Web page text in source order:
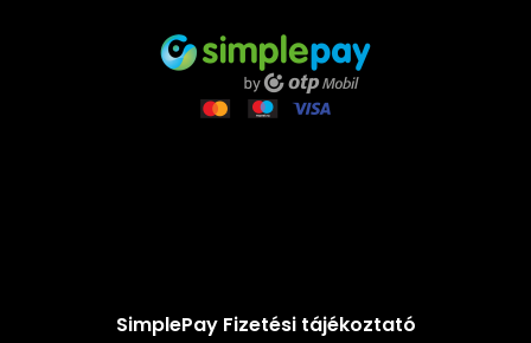
SimplePay Fizetési tájékoztató